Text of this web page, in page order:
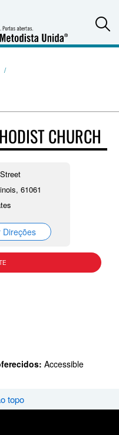
CHURCH
61061
Direções
Accessible
topo